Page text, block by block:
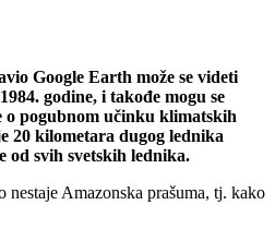
Google Earth može se videti
godine, i takođe mogu se
o pogubnom učinku klimatskih
20 kilometara dugog lednika
od svih svetskih lednika.
nestaje Amazonska prašuma, tj. kako